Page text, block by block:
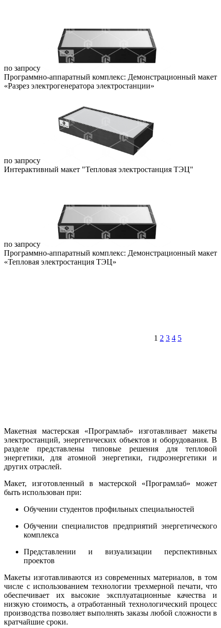
по запросу
Программно-аппаратный комплекс: Демонстрационный макет
«Разрез электрогенератора электростанции»
по запросу
Интерактивный макет "Тепловая электростанция ТЭЦ"
по запросу
Программно-аппаратный комплекс: Демонстрационный макет
«Тепловая электростанция ТЭЦ»
1 2 3 4 5
Макетная мастерская «Програмлаб» изготавливает макеты
электростанций, энергетических объектов и оборудования. В
разделе представлены типовые решения для тепловой
энергетики, для атомной энергетики, гидроэнергетики и
других отраслей.
Макет, изготовленный в мастерской «Програмлаб» может
быть использован при:
Обучении студентов профильных специальностей
Обучении специалистов предприятий энергетического
комплекса
Представлении и визуализации перспективных
проектов
Макеты изготавливаются из современных материалов, в том
числе с использованием технологии трехмерной печати, что
обеспечивает их высокие эксплуатационные качества и
низкую стоимость, а отработанный технологический процесс
производства позволяет выполнять заказы любой сложности в
кратчайшие сроки.